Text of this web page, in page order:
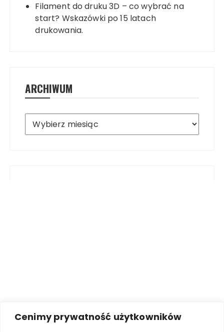
Cenimy prywatność użytkowników
Filament do druku 3D – co wybrać na
start? Wskazówki po 15 latach
drukowania.
ARCHIWUM
Archiwum